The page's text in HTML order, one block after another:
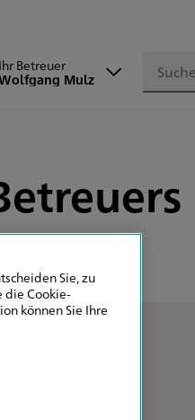
Ihr Betreuer
Mulz
Sie, zu
die Cookie-
können Sie Ihre